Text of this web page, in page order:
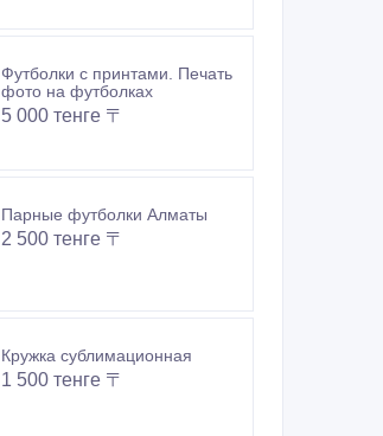
Футболки с принтами. Печать
фото на футболках
5 000 тенге 〒
Парные футболки Алматы
2 500 тенге 〒
Кружка сублимационная
1 500 тенге 〒